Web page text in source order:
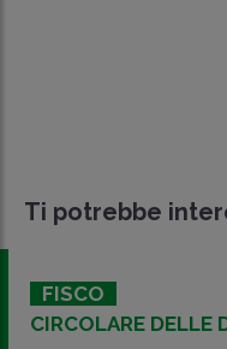
Ti potrebbe
FISCO
CIRCOLARE DELLE